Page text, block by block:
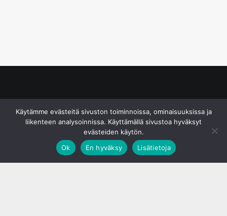
Käytämme evästeitä sivuston toiminnoissa, ominaisuuksissa ja
liikenteen analysoinnissa. Käyttämällä sivustoa hyväksyt
evästeiden käytön.
Ok
En hyväksy Lisätietoja